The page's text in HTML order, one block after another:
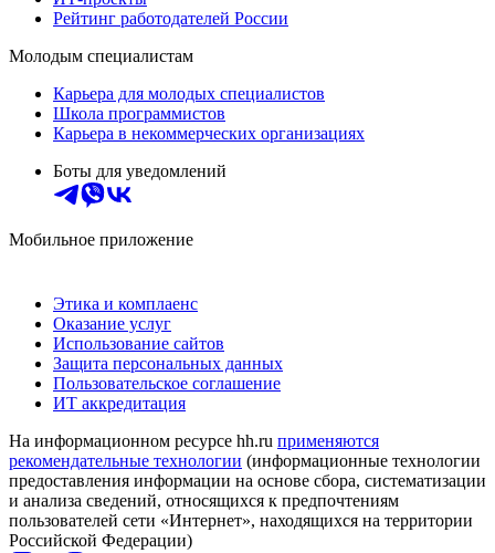
Рейтинг работодателей России
Молодым специалистам
Карьера для молодых специалистов
Школа программистов
Карьера в некоммерческих организациях
Боты для уведомлений
Мобильное приложение
Этика и комплаенс
Оказание услуг
Использование сайтов
Защита персональных данных
Пользовательское соглашение
ИТ аккредитация
На информационном ресурсе hh.ru применяются
рекомендательные технологии (информационные технологии
предоставления информации на основе сбора, систематизации
и анализа сведений, относящихся к предпочтениям
пользователей сети «Интернет», находящихся на территории
Российской Федерации)